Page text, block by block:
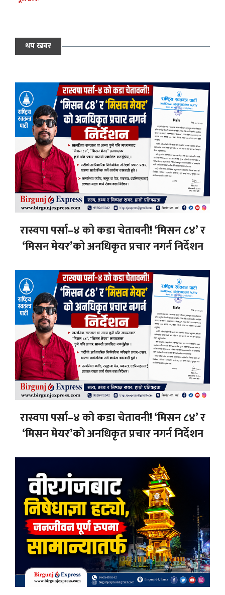
थप खबर
रास्वपा पर्सा–४ को कडा चेतावनी! ‘मिसन ८४’ र
‘मिसन मेयर’को अनधिकृत प्रचार नगर्न निर्देशन
रास्वपा पर्सा–४ को कडा चेतावनी! ‘मिसन ८४’ र
‘मिसन मेयर’को अनधिकृत प्रचार नगर्न निर्देशन